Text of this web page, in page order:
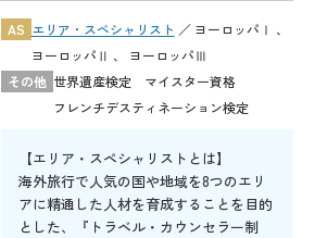
AS エリア・スペシャリスト ／ ヨーロッパⅠ 、
ヨーロッパⅡ 、 ヨーロッパⅢ
その他 世界遺産検定 マイスター資格
フレンチデスティネーション検定
【エリア・スペシャリストとは】
海外旅行で人気の国や地域を8つのエリ
アに精通した人材を育成することを目的
とした、『トラベル・カウンセラー制